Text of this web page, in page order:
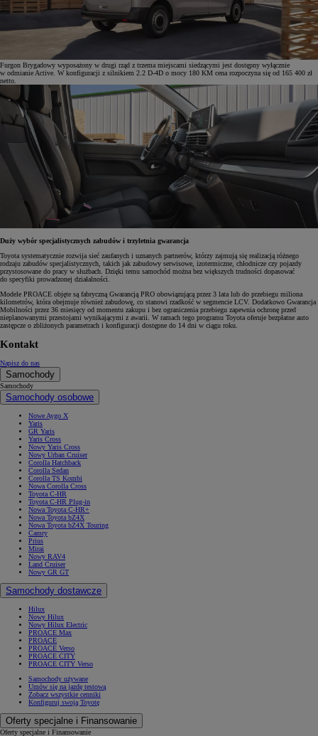
Furgon Brygadowy wyposażony w drugi rząd z trzema miejscami siedzącymi jest dostępny wyłącznie
w odmianie Active. W konfiguracji z silnikiem 2.2 D-4D o mocy 180 KM cena rozpoczyna się od 165 400 zł
netto.
Duży wybór specjalistycznych zabudów i trzyletnia gwarancja
Toyota systematycznie rozwija sieć zaufanych i uznanych partnerów, którzy zajmują się realizacją różnego
rodzaju zabudów specjalistycznych, takich jak zabudowy serwisowe, izotermiczne, chłodnicze czy pojazdy
przystosowane do pracy w służbach. Dzięki temu samochód można bez większych trudności dopasować
do specyfiki prowadzonej działalności.
Modele PROACE objęte są fabryczną Gwarancją PRO obowiązującą przez 3 lata lub do przebiegu miliona
kilometrów, która obejmuje również zabudowę, co stanowi rzadkość w segmencie LCV. Dodatkowo Gwarancja
Mobilności przez 36 miesięcy od momentu zakupu i bez ograniczenia przebiegu zapewnia ochronę przed
nieplanowanymi przestojami wynikającymi z awarii. W ramach tego programu Toyota oferuje bezpłatne auto
zastępcze o zbliżonych parametrach i konfiguracji dostępne do 14 dni w ciągu roku.
Kontakt
Napisz do nas
Samochody
Samochody
Samochody osobowe
Nowe Aygo X
Yaris
GR Yaris
Yaris Cross
Nowy Yaris Cross
Nowy Urban Cruiser
Corolla Hatchback
Corolla Sedan
Corolla TS Kombi
Nowa Corolla Cross
Toyota C-HR
Toyota C-HR Plug-in
Nowa Toyota C-HR+
Nowa Toyota bZ4X
Nowa Toyota bZ4X Touring
Camry
Prius
Mirai
Nowy RAV4
Land Cruiser
Nowy GR GT
Samochody dostawcze
Hilux
Nowy Hilux
Nowy Hilux Electric
PROACE Max
PROACE
PROACE Verso
PROACE CITY
PROACE CITY Verso
Samochody używane
Umów się na jazdę testową
Zobacz wszystkie cenniki
Konfiguruj swoją Toyotę
Oferty specjalne i Finansowanie
Oferty specjalne i Finansowanie